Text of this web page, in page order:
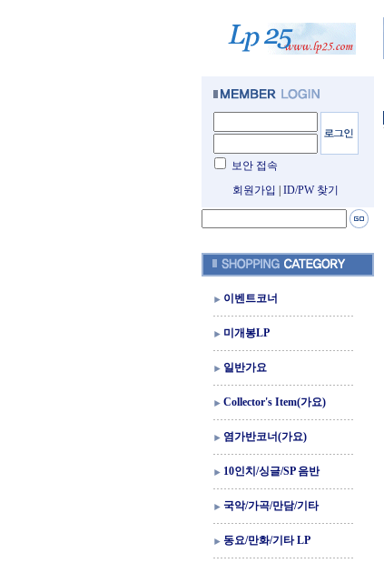
보안 접속
회원가입
ID/PW 찾기
이벤트코너
미개봉LP
일반가요
Collector's Item(가요)
염가반코너(가요)
10인치/싱글/SP 음반
국악/가곡/만담/기타
동요/만화/기타 LP